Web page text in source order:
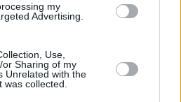
my
Advertising.
Use,
Sharing of my
Unrelated with the
collected.
της Σοφίας
της Αμαλίας που
από τα 11 της,
ντοκιμαντέρ